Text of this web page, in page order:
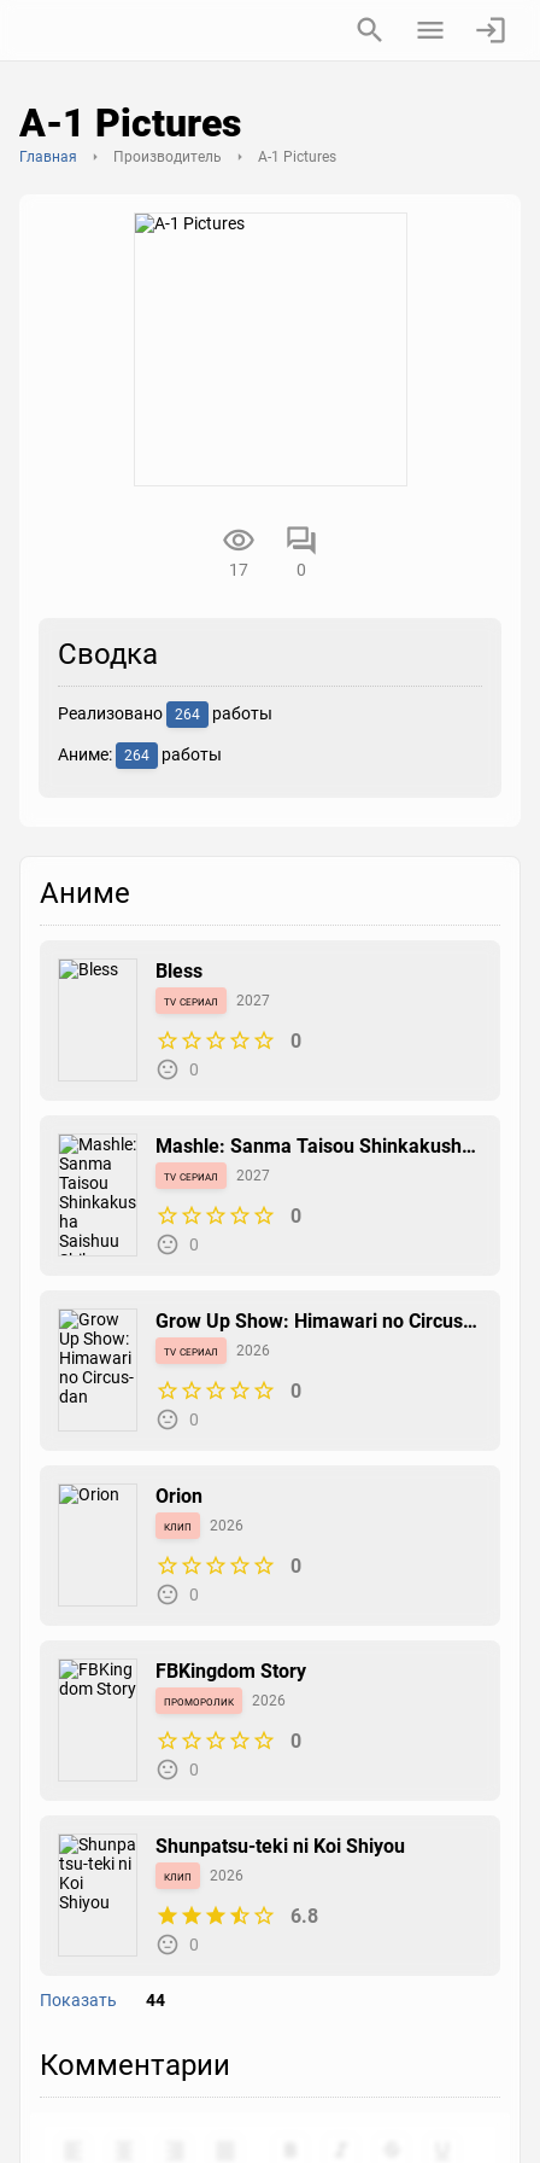
A-1 Pictures
Главная Производитель A-1 Pictures
17 0
Сводка
Реализовано 264 работы
Аниме: 264 работы
Аниме
Bless
tv сериал 2027
0
0
Mashle: Sanma Taisou Shinkakusha
Saishuu Shiken-hen
tv сериал 2027
0
0
Grow Up Show: Himawari no Circus-
dan
tv сериал 2026
0
0
Orion
клип 2026
0
0
FBKingdom Story
проморолик 2026
0
0
Shunpatsu-teki ni Koi Shiyou
клип 2026
6.8
0
Показать 44
фильм 2026
Комментарии